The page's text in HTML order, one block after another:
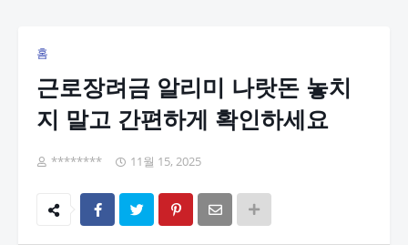
홈
근로장려금 알리미 나랏돈 놓치
지 말고 간편하게 확인하세요
******** 11월 15, 2025